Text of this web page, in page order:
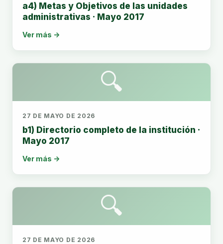
a4) Metas y Objetivos de las unidades
administrativas · Mayo 2017
Ver más →
🔍
27 DE MAYO DE 2026
b1) Directorio completo de la institución ·
Mayo 2017
Ver más →
🔍
27 DE MAYO DE 2026